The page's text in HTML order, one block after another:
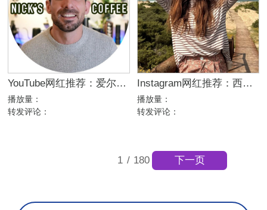
YouTube网红推荐：爱尔兰咖啡设备测评博主
播放量：
转发评论：
Instagram网红推荐：西班牙母婴亲子家庭博主，出海品牌合作推荐
播放量：
转发评论：
1 / 180 下一页